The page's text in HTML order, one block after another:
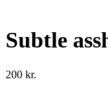
Subtle
200 kr.